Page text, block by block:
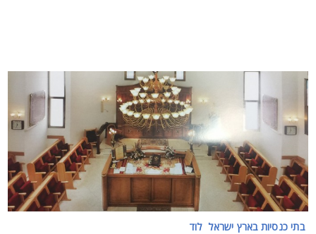
בתי כנסיות בארץ ישראל לוד